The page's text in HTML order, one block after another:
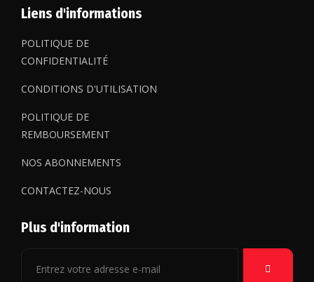
Liens d'informations
POLITIQUE DE
CONFIDENTIALITÉ
CONDITIONS D'UTILISATION
POLITIQUE DE
REMBOURSEMENT
NOS ABONNEMENTS
CONTACTEZ-NOUS
Plus d'information